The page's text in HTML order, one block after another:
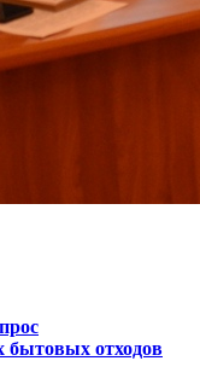
бытовых отходов